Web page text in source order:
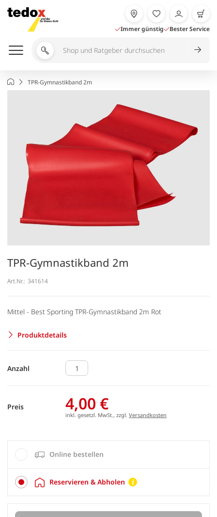
Inhalt
springen
Immer günstig Bester Service
Shop
durchsuchen
StartseiteTPR-Gymnastikband 2m
TPR-Gymnastikband 2m
Art.Nr.: 341614
Mittel - Best Sporting TPR-Gymnastikband 2m Rot
Produktdetails
Anzahl
Preis 4,00 €
inkl. gesetzl. MwSt., zzgl. Versandkosten
Online bestellen
Reservieren & Abholen